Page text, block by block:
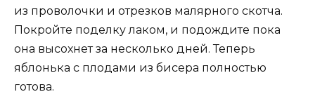
из проволочки и отрезков малярного скотча.
Покройте поделку лаком, и подождите пока
она высохнет за несколько дней. Теперь
яблонька с плодами из бисера полностью
готова.